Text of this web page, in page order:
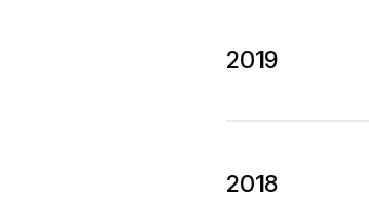
2019
2018